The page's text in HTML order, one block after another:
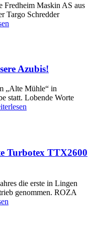
Fredheim Maskin AS aus
Targo Schredder
Azubis!
„Alte Mühle“ in
statt. Lobende Worte
Turbotex TTX2600
die erste in Lingen
genommen. ROZA